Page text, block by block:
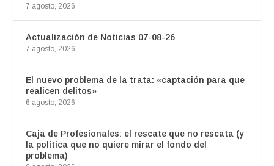
7 agosto, 2026
Actualización de Noticias 07-08-26
7 agosto, 2026
El nuevo problema de la trata: «captación para que
realicen delitos»
6 agosto, 2026
Caja de Profesionales: el rescate que no rescata (y
la política que no quiere mirar el fondo del
problema)